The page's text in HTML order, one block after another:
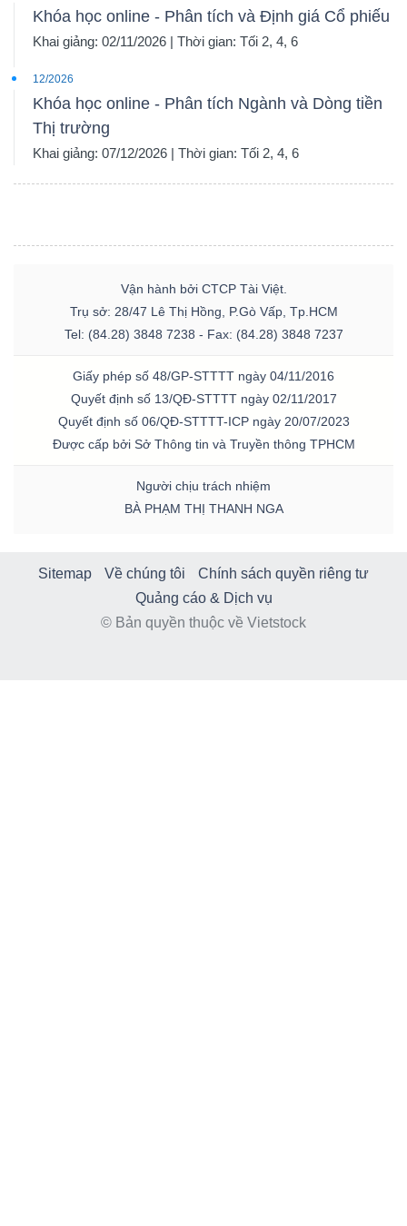
Khóa học online - Phân tích và Định giá Cổ phiếu
Khai giảng: 02/11/2026 | Thời gian: Tối 2, 4, 6
12/2026
Khóa học online - Phân tích Ngành và Dòng tiền
Thị trường
Khai giảng: 07/12/2026 | Thời gian: Tối 2, 4, 6
Vận hành bởi CTCP Tài Việt.
Trụ sở: 28/47 Lê Thị Hồng, P.Gò Vấp, Tp.HCM
Tel: (84.28) 3848 7238 - Fax: (84.28) 3848 7237
Giấy phép số 48/GP-STTTT ngày 04/11/2016
Quyết định số 13/QĐ-STTTT ngày 02/11/2017
Quyết định số 06/QĐ-STTTT-ICP ngày 20/07/2023
Được cấp bởi Sở Thông tin và Truyền thông TPHCM
Người chịu trách nhiệm
BÀ PHẠM THỊ THANH NGA
Sitemap Về chúng tôi
Chính sách quyền riêng tư
Quảng cáo & Dịch vụ
© Bản quyền thuộc về Vietstock